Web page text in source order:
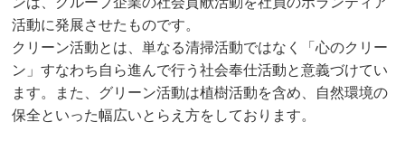
活動に発展させたものです。
クリーン活動とは、単なる清掃活動ではなく「心のクリー
ン」すなわち自ら進んで行う社会奉仕活動と意義づけてい
ます。また、グリーン活動は植樹活動を含め、自然環境の
保全といった幅広いとらえ方をしております。